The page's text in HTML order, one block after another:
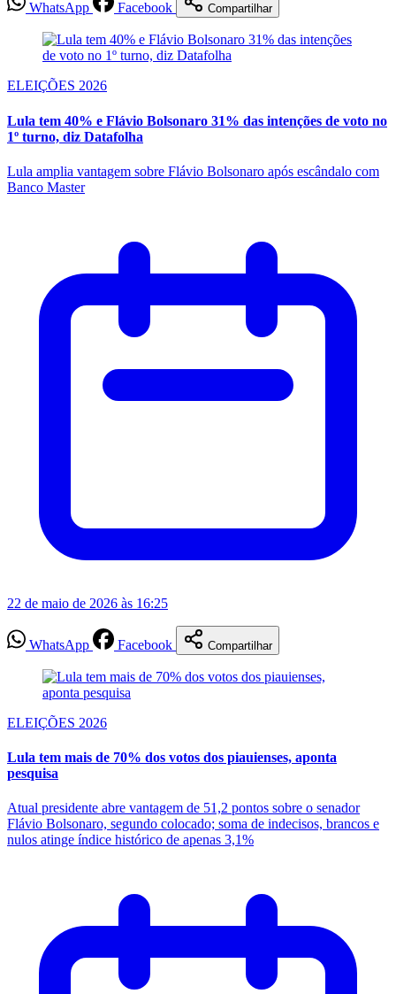
WhatsApp Facebook Compartilhar
ELEIÇÕES 2026
Lula tem 40% e Flávio Bolsonaro 31% das intenções de voto no
1º turno, diz Datafolha
Lula amplia vantagem sobre Flávio Bolsonaro após escândalo com
Banco Master
22 de maio de 2026 às 16:25
WhatsApp Facebook Compartilhar
ELEIÇÕES 2026
Lula tem mais de 70% dos votos dos piauienses, aponta
pesquisa
Atual presidente abre vantagem de 51,2 pontos sobre o senador
Flávio Bolsonaro, segundo colocado; soma de indecisos, brancos e
nulos atinge índice histórico de apenas 3,1%